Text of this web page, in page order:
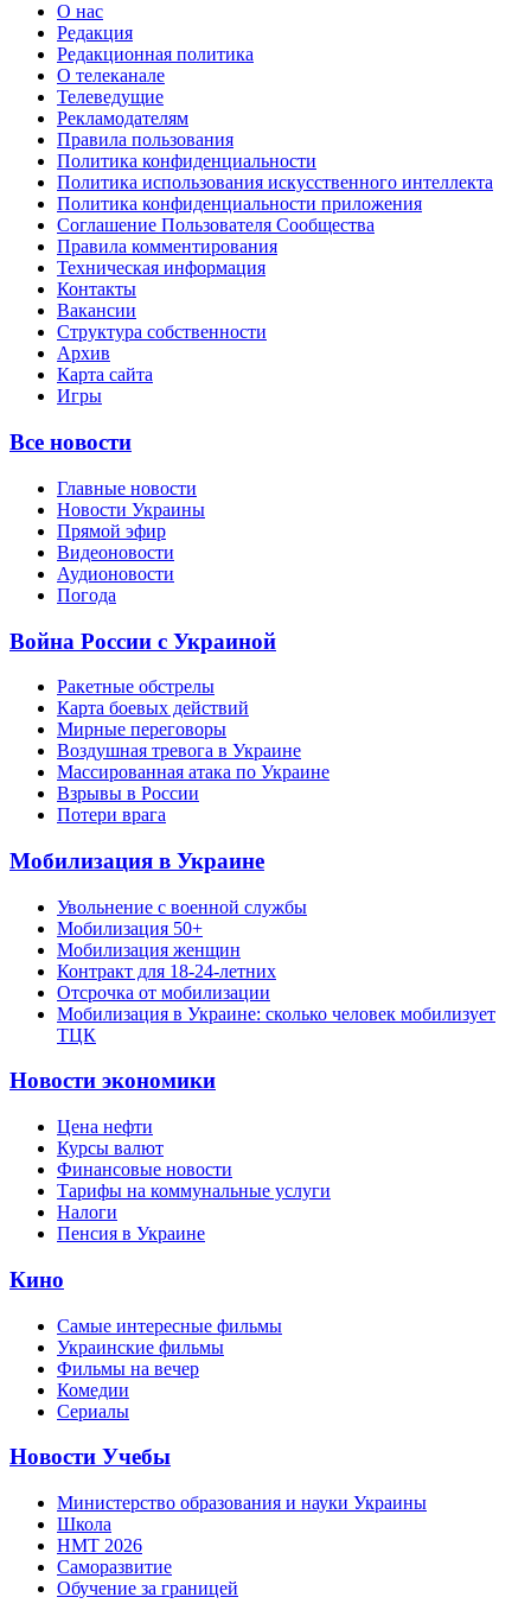
О нас
Редакция
Редакционная политика
О телеканале
Телеведущие
Рекламодателям
Правила пользования
Политика конфиденциальности
Политика использования искусственного интеллекта
Политика конфиденциальности приложения
Соглашение Пользователя Сообщества
Правила комментирования
Техническая информация
Контакты
Вакансии
Структура собственности
Архив
Карта сайта
Игры
Все новости
Главные новости
Новости Украины
Прямой эфир
Видеоновости
Аудионовости
Погода
Война России с Украиной
Ракетные обстрелы
Карта боевых действий
Мирные переговоры
Воздушная тревога в Украине
Массированная атака по Украине
Взрывы в России
Потери врага
Мобилизация в Украине
Увольнение с военной службы
Мобилизация 50+
Мобилизация женщин
Контракт для 18-24-летних
Отсрочка от мобилизации
Мобилизация в Украине: сколько человек мобилизует
ТЦК
Новости экономики
Цена нефти
Курсы валют
Финансовые новости
Тарифы на коммунальные услуги
Налоги
Пенсия в Украине
Кино
Самые интересные фильмы
Украинские фильмы
Фильмы на вечер
Комедии
Сериалы
Новости Учебы
Министерство образования и науки Украины
Школа
НМТ 2026
Саморазвитие
Обучение за границей